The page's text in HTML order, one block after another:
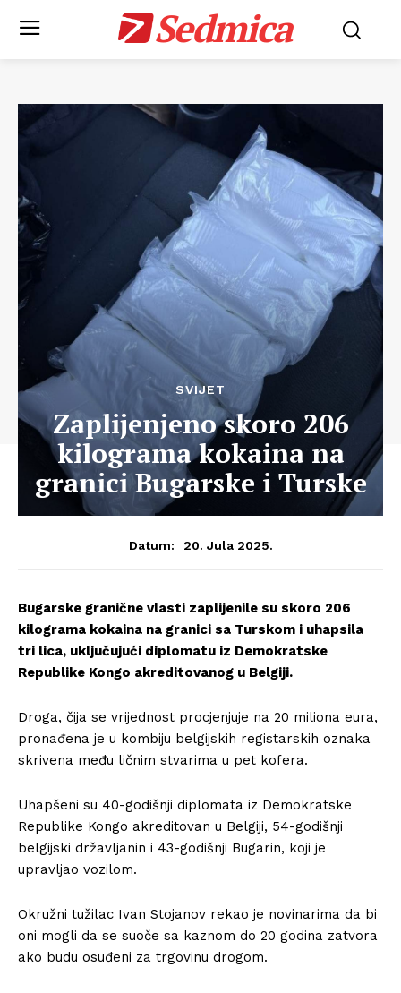
Sedmica
SVIJET
Zaplijenjeno skoro 206
kilograma kokaina na
granici Bugarske i Turske
Datum: 20. Jula 2025.
Bugarske granične vlasti zaplijenile su skoro 206
kilograma kokaina na granici sa Turskom i uhapsila
tri lica, uključujući diplomatu iz Demokratske
Republike Kongo akreditovanog u Belgiji.
Droga, čija se vrijednost procjenjuje na 20 miliona eura,
pronađena je u kombiju belgijskih registarskih oznaka
skrivena među ličnim stvarima u pet kofera.
Uhapšeni su 40-godišnji diplomata iz Demokratske
Republike Kongo akreditovan u Belgiji, 54-godišnji
belgijski državljanin i 43-godišnji Bugarin, koji je
upravljao vozilom.
Okružni tužilac Ivan Stojanov rekao je novinarima da bi
oni mogli da se suoče sa kaznom do 20 godina zatvora
ako budu osuđeni za trgovinu drogom.